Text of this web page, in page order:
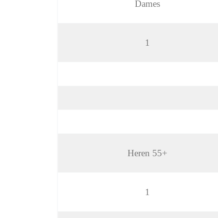
Dames
1
Heren 55+
1